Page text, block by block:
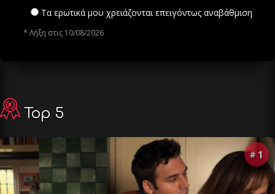
Τα ερωτικά μου χρειάζονται επειγόντως αναβάθμιση
* Λήξη στις 10/08/2026
Top 5
# 1